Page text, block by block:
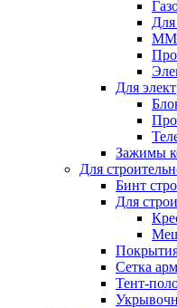
Для
Для
Зажимы
Для
Бинт
Для
Сетка
Тент-